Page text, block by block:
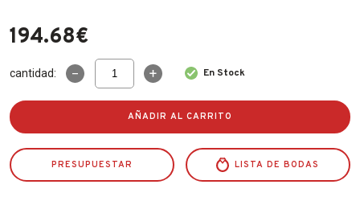
194.68€
cantidad:
Carro
De
Family
Volcano
64l
cantidad
En Stock
AÑADIR AL CARRITO
PRESUPUESTAR LISTA DE BODAS